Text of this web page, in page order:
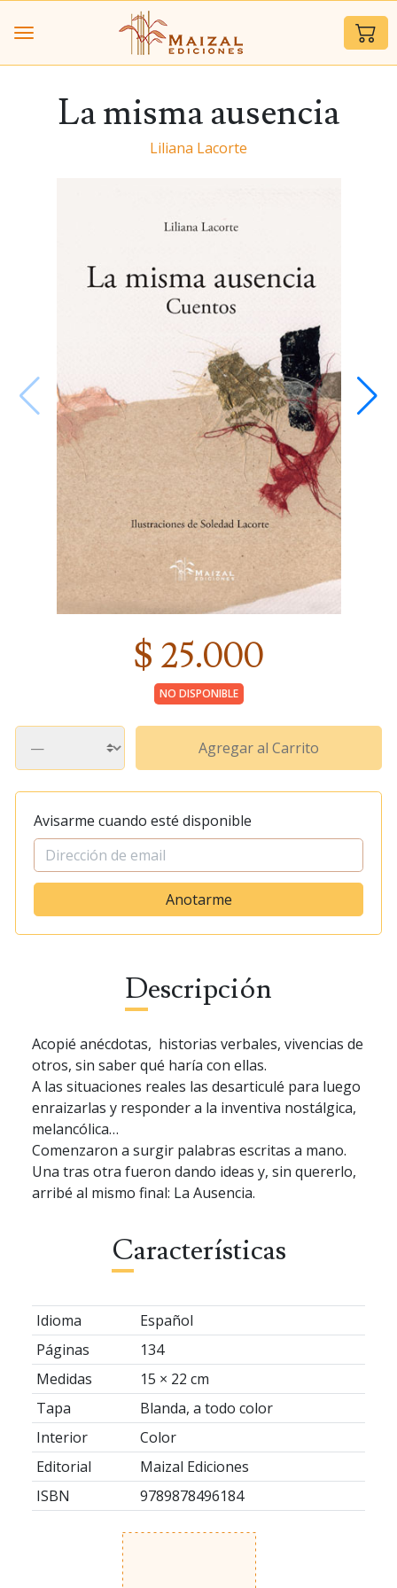
La misma ausencia
Liliana Lacorte
$ 25.000
NO DISPONIBLE
Agregar al Carrito
Avisarme cuando esté disponible
Anotarme
Descripción
Acopié anécdotas, historias verbales, vivencias de
otros, sin saber qué haría con ellas.
A las situaciones reales las desarticulé para luego
enraizarlas y responder a la inventiva nostálgica,
melancólica…
Comenzaron a surgir palabras escritas a mano.
Una tras otra fueron dando ideas y, sin quererlo,
arribé al mismo final: La Ausencia.
Características
Idioma
Español
Páginas
134
Medidas
15 × 22 cm
Tapa
Blanda, a todo color
Interior
Color
Editorial
Maizal Ediciones
ISBN
9789878496184